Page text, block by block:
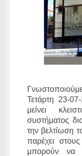
Τετάρτη 23-
μείνει
συστήματος
την βελτίωση
παρέχει
μπορούν να